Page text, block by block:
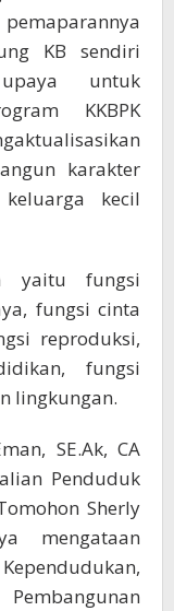
KB sendiri
untuk
KKBPK
karakter
kecil
yaitu fungsi
fungsi cinta
reproduksi,
fungsi
lingkungan.
SE.Ak, CA
Penduduk
Sherly
mengataan